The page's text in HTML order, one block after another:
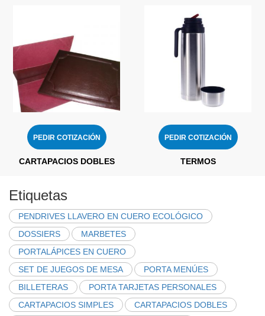
PEDIR COTIZACIÓN
CARTAPACIOS DOBLES
PEDIR COTIZACIÓN
TERMOS
Etiquetas
PENDRIVES LLAVERO EN CUERO ECOLÓGICO
DOSSIERS
MARBETES
PORTALÁPICES EN CUERO
SET DE JUEGOS DE MESA
PORTA MENÚES
BILLETERAS
PORTA TARJETAS PERSONALES
CARTAPACIOS SIMPLES
CARTAPACIOS DOBLES